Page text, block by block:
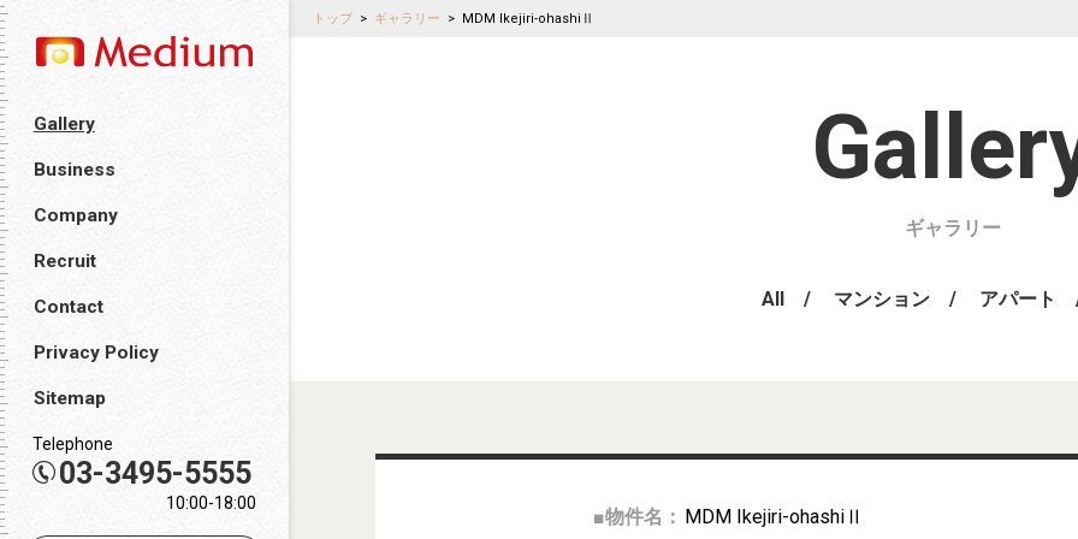
Gallery
Business
Company
Recruit
Contact
Privacy Policy
Sitemap
Telephone
03-3495-5555
10:00-18:00
トップ > ギャラリー > MDM Ikejiri-ohashiⅡ
ギャラリー
All マンション アパート
■物件名： MDM Ikejiri-ohashiⅡ